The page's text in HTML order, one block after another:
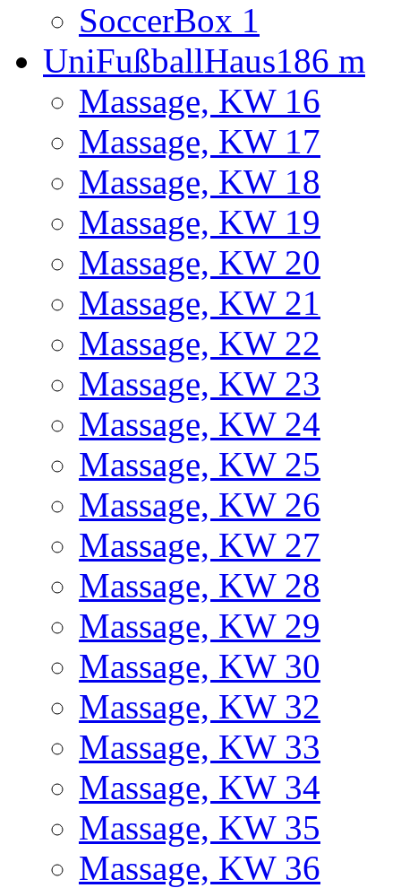
SoccerBox 1
UniFußballHaus186 m
Massage, KW 16
Massage, KW 17
Massage, KW 18
Massage, KW 19
Massage, KW 20
Massage, KW 21
Massage, KW 22
Massage, KW 23
Massage, KW 24
Massage, KW 25
Massage, KW 26
Massage, KW 27
Massage, KW 28
Massage, KW 29
Massage, KW 30
Massage, KW 32
Massage, KW 33
Massage, KW 34
Massage, KW 35
Massage, KW 36